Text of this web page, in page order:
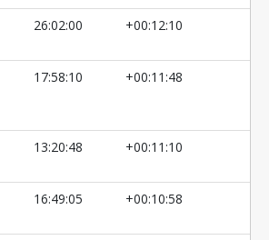
26:02:00 +00:12:10
17:58:10 +00:11:48
13:20:48 +00:11:10
16:49:05 +00:10:58